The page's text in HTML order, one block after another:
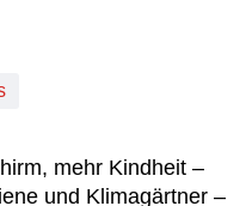
mehr Kindheit –
und Klimagärtner –